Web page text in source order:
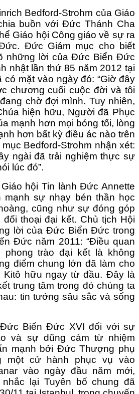
Bedford-Strohm của Giáo
buồn với Đức Thánh Cha
Giáo hội Công giáo về sự ra
Đức Giám mục cho biết
những lời của Đức Biển Đức
nhật lần thứ 85 năm 2012 tại
có mặt vào ngày đó: “Giờ đây
chương cuối cuộc đời và tôi
chờ đợi mình. Tuy nhiên,
hiện hữu, Người đã Phục
mạnh hơn mọi bóng tối, lòng
hơn bất kỳ điều ác nào trên
Bedford-Strohm nhận xét:
ngài đã trải nghiệm thực sự
lúc đó”.
hội Tin lành Đức Annette
mạnh sự nhạy bén thần học
cũng như sự đóng góp
thoại đại kết. Chủ tịch Hội
lời của Đức Biển Đức trong
Đức năm 2011: “Điều quan
phong trào đại kết là không
điểm chung lớn đã làm cho
Kitô hữu ngay từ đầu. Đây là
trung tâm trong đó chúng ta
tin tưởng sâu sắc và sống
Biển Đức XVI đối với sự
và sự dũng cảm từ nhiệm
mạnh bởi Đức Thượng phụ
một cử hành phục vụ vào
vào ngày đầu năm mới,
lại Tuyên bố chung đã